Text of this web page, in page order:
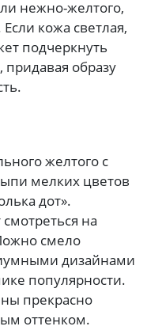
нежно-желтого,
кожа светлая,
подчеркнуть
придавая образу
желтого с
мелких цветов
дот».
на
смело
дизайнами
популярности.
прекрасно
оттенком.